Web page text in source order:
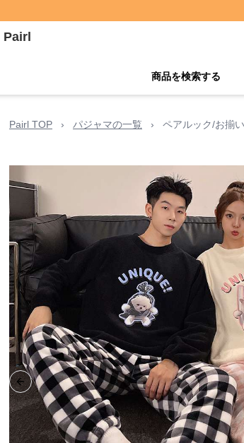
Pairl
商品を検索する
Pairl TOP › パジャマの一覧 › ペアルック/お揃
Previous slide